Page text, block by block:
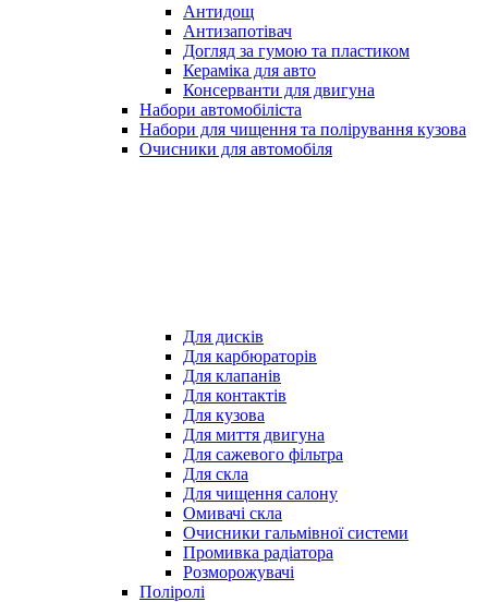
Антидощ
Антизапотівач
Догляд за гумою та пластиком
Кераміка для авто
Консерванти для двигуна
Набори автомобіліста
Набори для чищення та полірування кузова
Очисники для автомобіля
Для дисків
Для карбюраторів
Для клапанів
Для контактів
Для кузова
Для миття двигуна
Для сажевого фільтра
Для скла
Для чищення салону
Омивачі скла
Очисники гальмівної системи
Промивка радіатора
Розморожувачі
Поліролі